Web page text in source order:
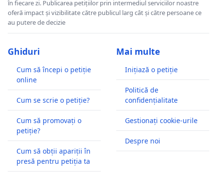
în fiecare zi. Publicarea petițiilor prin intermediul serviciilor noastre
oferă impact și vizibilitate către publicul larg cât și către persoane ce
au putere de decizie
Ghiduri
Cum să începi o petiție
online
Cum se scrie o petiție?
Cum să promovați o
petiție?
Cum să obții apariții în
presă pentru petiția ta
Mai multe
Inițiază o petiție
Politică de
confidențialitate
Gestionați cookie-urile
Despre noi